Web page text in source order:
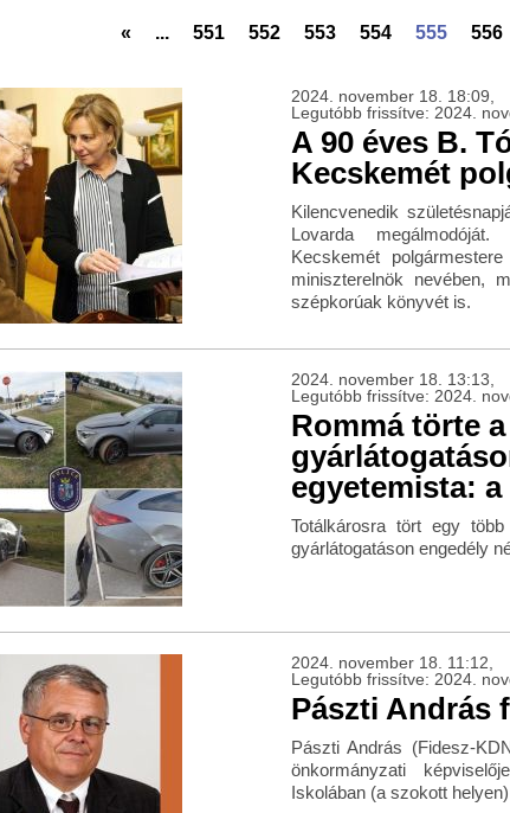
« ... 551 552 553 554 555 556
2024. november 18. 18:09,
Legutóbb frissítve: 2024.
A 90 éves B.
Kecskemét
Kilencvenedik
Lovarda
Kecskemét
miniszterelnök nevében,
szépkorúak könyvét is.
2024. november 18. 13:13,
Legutóbb frissítve: 2024.
Rommá törte
egyetemista:
Totálkárosra tört egy
gyárlátogatáson engedély
2024. november 18. 11:12,
Legutóbb frissítve: 2024.
Pászti András
Pászti András (Fidesz-
önkormányzati
Iskolában (a szokott